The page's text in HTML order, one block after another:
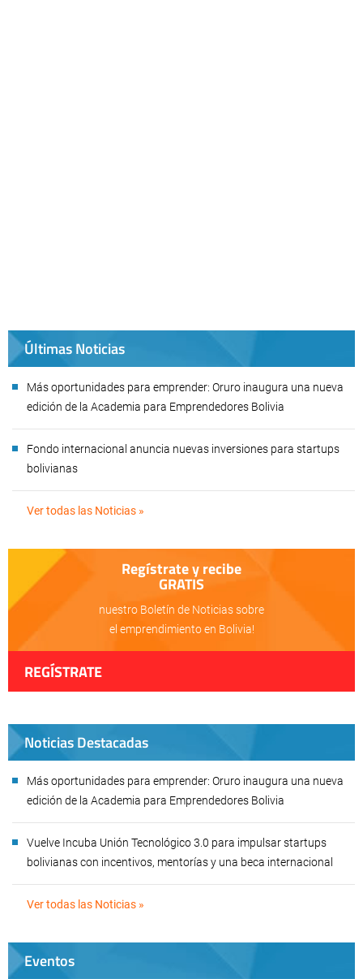
Últimas Noticias
Más oportunidades para emprender: Oruro inaugura una nueva
edición de la Academia para Emprendedores Bolivia
Fondo internacional anuncia nuevas inversiones para startups
bolivianas
Ver todas las Noticias »
Regístrate y recibe
GRATIS
nuestro Boletín de Noticias sobre
el emprendimiento en Bolivia!
REGÍSTRATE
Noticias Destacadas
Más oportunidades para emprender: Oruro inaugura una nueva
edición de la Academia para Emprendedores Bolivia
Vuelve Incuba Unión Tecnológico 3.0 para impulsar startups
bolivianas con incentivos, mentorías y una beca internacional
Ver todas las Noticias »
Eventos